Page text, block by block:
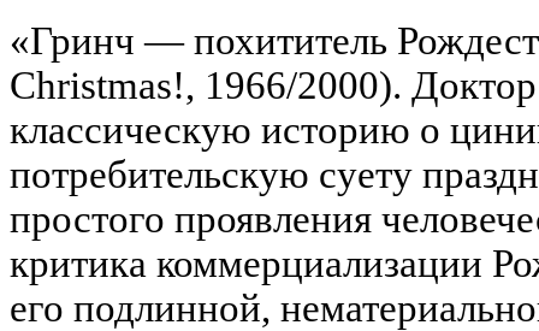
«Гринч — похититель
Christmas!, 1966/2000).
классическую историю о
потребительскую суету
простого проявления
критика коммерциализации
его подлинной,